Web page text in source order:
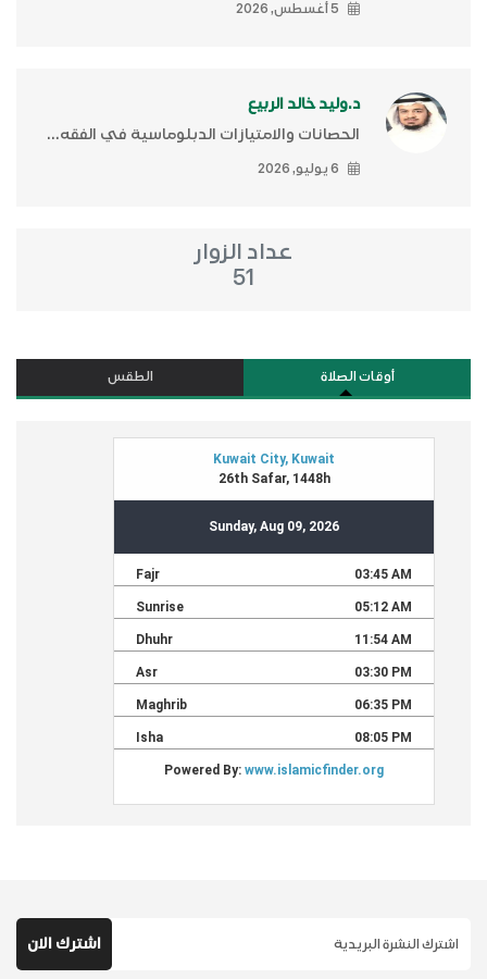
5 أغسطس, 2026
د.وليد خالد الربيع
الحصانات والامتيازات الدبلوماسية في الفقه...
6 يوليو, 2026
عداد الزوار
51
أوقات الصلاة الطقس